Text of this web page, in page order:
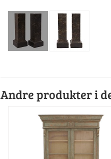
Andre produkter i